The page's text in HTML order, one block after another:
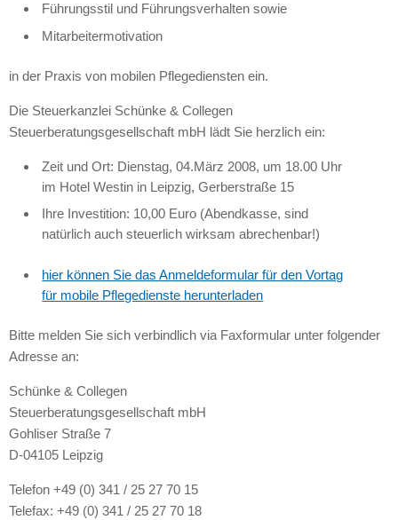
Führungsstil und Führungsverhalten sowie
Mitarbeitermotivation
in der Praxis von mobilen Pflegediensten ein.
Die Steuerkanzlei Schünke & Collegen
Steuerberatungsgesellschaft mbH lädt Sie herzlich ein:
Zeit und Ort: Dienstag, 04.März 2008, um 18.00 Uhr
im Hotel Westin in Leipzig, Gerberstraße 15
Ihre Investition: 10,00 Euro (Abendkasse, sind
natürlich auch steuerlich wirksam abrechenbar!)
hier können Sie das Anmeldeformular für den Vortag
für mobile Pflegedienste herunterladen
Bitte melden Sie sich verbindlich via Faxformular unter folgender
Adresse an:
Schünke & Collegen
Steuerberatungsgesellschaft mbH
Gohliser Straße 7
D-04105 Leipzig
Telefon +49 (0) 341 / 25 27 70 15
Telefax: +49 (0) 341 / 25 27 70 18